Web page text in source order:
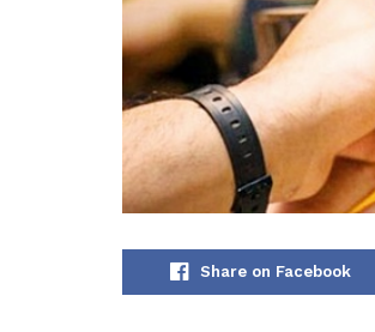
Share on Facebook